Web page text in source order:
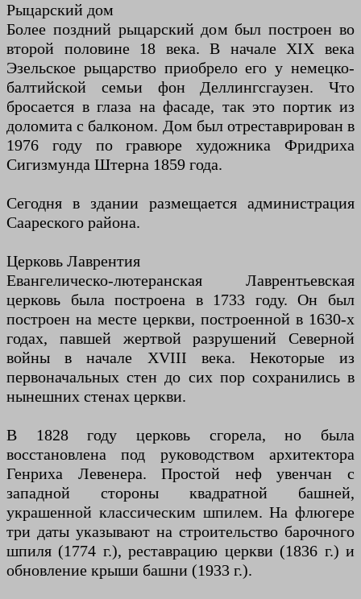
Рыцарский дом
Более поздний рыцарский дом был построен во
второй половине 18 века. В начале XIX века
Эзельское рыцарство приобрело его у немецко-
балтийской семьи фон Деллингсгаузен. Что
бросается в глаза на фасаде, так это портик из
доломита с балконом. Дом был отреставрирован в
1976 году по гравюре художника Фридриха
Сигизмунда Штерна 1859 года.
Сегодня в здании размещается администрация
Саареского района.
Церковь Лаврентия
Евангелическо-лютеранская Лаврентьевская
церковь была построена в 1733 году. Он был
построен на месте церкви, построенной в 1630-х
годах, павшей жертвой разрушений Северной
войны в начале XVIII века. Некоторые из
первоначальных стен до сих пор сохранились в
нынешних стенах церкви.
В 1828 году церковь сгорела, но была
восстановлена ​​под руководством архитектора
Генриха Левенера. Простой неф увенчан с
западной стороны квадратной башней,
украшенной классическим шпилем. На флюгере
три даты указывают на строительство барочного
шпиля (1774 г.), реставрацию церкви (1836 г.) и
обновление крыши башни (1933 г.).